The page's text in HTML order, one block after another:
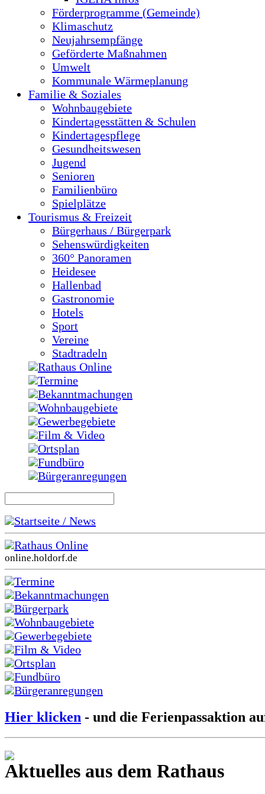
Förderprogramme (Gemeinde)
Klimaschutz
Neujahrsempfänge
Geförderte Maßnahmen
Umwelt
Kommunale Wärmeplanung
Familie & Soziales
Wohnbaugebiete
Kindertagesstätten & Schulen
Kindertagespflege
Gesundheitswesen
Jugend
Senioren
Familienbüro
Spielplätze
Tourismus & Freizeit
Bürgerhaus / Bürgerpark
Sehenswürdigkeiten
360° Panoramen
Heidesee
Hallenbad
Gastronomie
Hotels
Sport
Vereine
Stadtradeln
Rathaus Online
Termine
Bekanntmachungen
Wohnbaugebiete
Gewerbegebiete
Film & Video
Ortsplan
Fundbüro
Bürgeranregungen
Startseite / News
Rathaus Online
online.holdorf.de
Termine
Bekanntmachungen
Bürgerpark
Wohnbaugebiete
Gewerbegebiete
Film & Video
Ortsplan
Fundbüro
Bürgeranregungen
Hier klicken - und die Ferienpassaktion
Aktuelles aus dem Rathaus